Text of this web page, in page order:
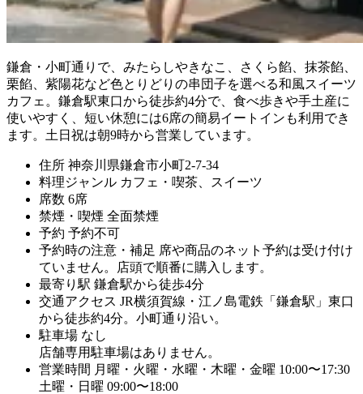
鎌倉・小町通りで、みたらしやきなこ、さくら餡、抹茶餡、
栗餡、紫陽花など色とりどりの串団子を選べる和風スイーツ
カフェ。鎌倉駅東口から徒歩約4分で、食べ歩きや手土産に
使いやすく、短い休憩には6席の簡易イートインも利用でき
ます。土日祝は朝9時から営業しています。
住所 神奈川県鎌倉市小町2-7-34
料理ジャンル カフェ・喫茶、スイーツ
席数 6席
禁煙・喫煙 全面禁煙
予約 予約不可
予約時の注意・補足 席や商品のネット予約は受け付け
ていません。店頭で順番に購入します。
最寄り駅 鎌倉駅から徒歩4分
交通アクセス JR横須賀線・江ノ島電鉄「鎌倉駅」東口
から徒歩約4分。小町通り沿い。
駐車場 なし
店舗専用駐車場はありません。
営業時間 月曜・火曜・水曜・木曜・金曜 10:00〜17:30
土曜・日曜 09:00〜18:00